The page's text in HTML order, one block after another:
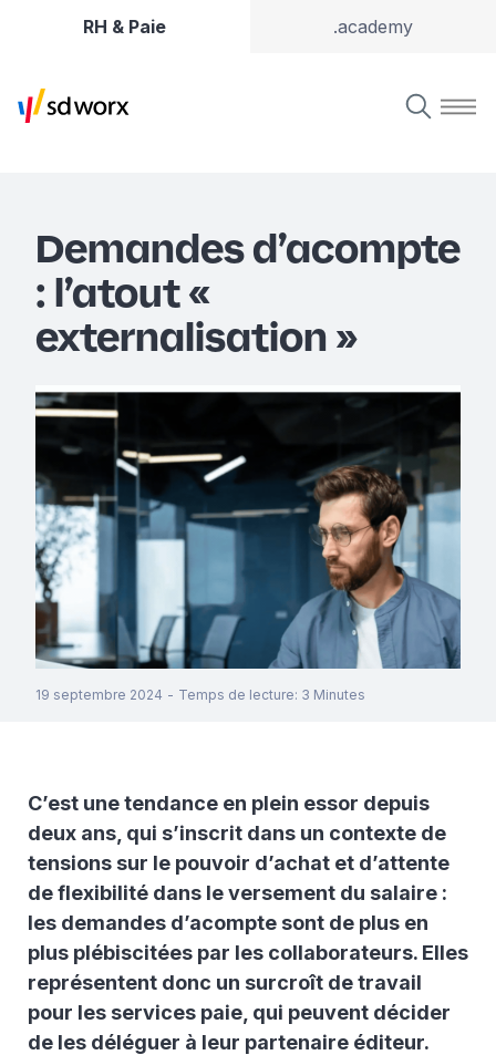
RH & Paie .academy
Demandes d’acompte
: l’atout «
externalisation »
19 septembre 2024 - Temps de lecture: 3 Minutes
C’est une tendance en plein essor depuis
deux ans, qui s’inscrit dans un contexte de
tensions sur le pouvoir d’achat et d’attente
de flexibilité dans le versement du salaire :
les demandes d’acompte sont de plus en
plus plébiscitées par les collaborateurs. Elles
représentent donc un surcroît de travail
pour les services paie, qui peuvent décider
de les déléguer à leur partenaire éditeur.